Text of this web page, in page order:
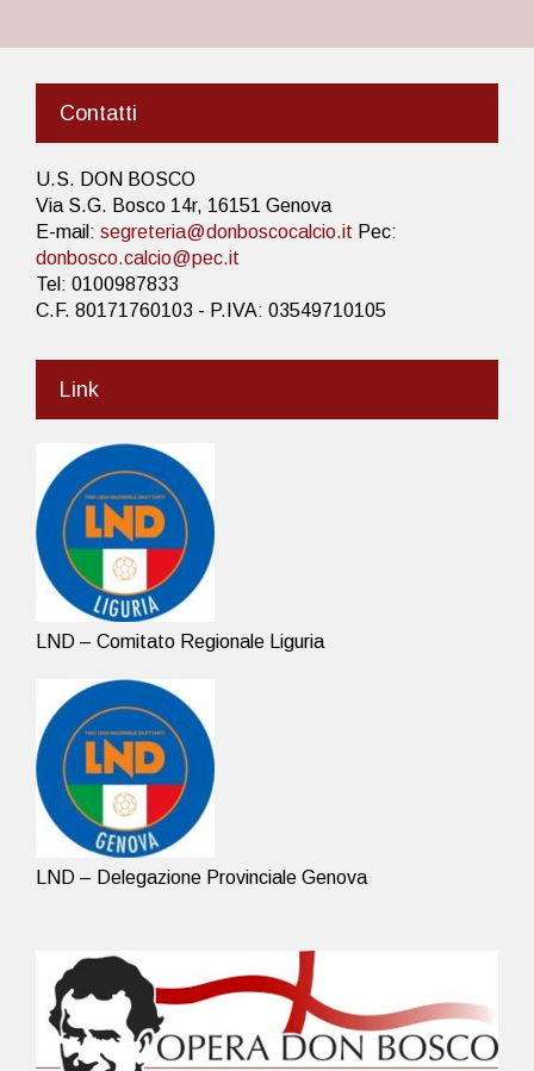
Contatti
U.S. DON BOSCO
Via S.G. Bosco 14r, 16151 Genova
E-mail: segreteria@donboscocalcio.it Pec:
donbosco.calcio@pec.it
Tel: 0100987833
C.F. 80171760103 - P.IVA: 03549710105
Link
LND – Comitato Regionale Liguria
LND – Delegazione Provinciale Genova